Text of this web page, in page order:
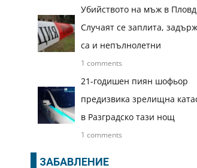
Убийството на мъж в
Случаят се заплита,
са и непълнолетни
1 comments
21-годишен пиян шофьор
предизвика зрелищна
в Разградско тази нощ
1 comments
ЗАБАВЛЕНИЕ